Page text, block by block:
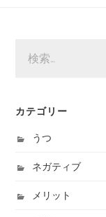
索:
カテゴリー
うつ
ネガティブ
メリット